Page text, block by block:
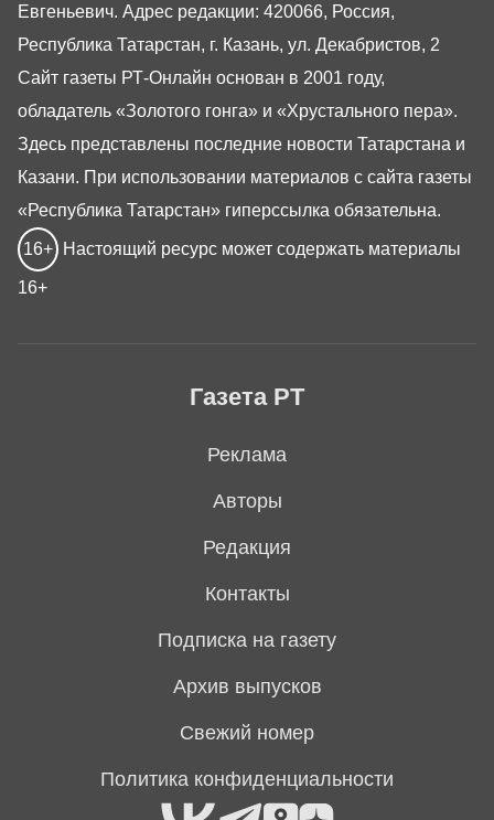
Газета РТ
Реклама
Авторы
Редакция
Контакты
Подписка на газету
Архив выпусков
Свежий номер
Политика конфиденциальности
Евгеньевич. Адрес редакции: 420066, Россия,
Республика Татарстан, г. Казань, ул. Декабристов, 2
Сайт газеты РТ-Онлайн основан в 2001 году,
обладатель «Золотого гонга» и «Хрустального пера».
Здесь представлены последние новости Татарстана и
Казани. При использовании материалов с сайта газеты
«Республика Татарстан» гиперссылка обязательна.
16+ Настоящий ресурс может содержать материалы
16+